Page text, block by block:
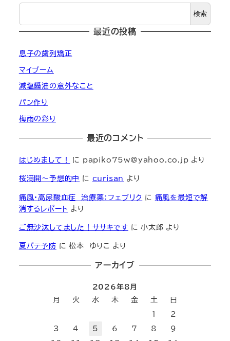
検索
最近の投稿
息子の歯列矯正
マイブーム
減塩醤油の意外なこと
パン作り
梅雨の彩り
最近のコメント
はじめまして！ に papiko75w@yahoo.co.jp より
桜満開～予想的中 に curisan より
痛風・高尿酸血症 治療薬：フェブリク に 痛風を最短で解
消するレポート より
ご無沙汰してました！ササキです に小太郎 より
夏バテ予防 に松本 ゆりこ より
アーカイブ
2026年8月
月
火 水 木 金 土
日
1
2
3
4 5 6 7 8
9